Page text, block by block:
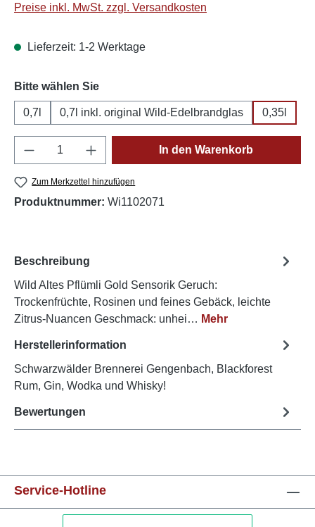
Preise inkl. MwSt. zzgl. Versandkosten
Lieferzeit: 1-2 Werktage
Bitte wählen Sieauswählen
0,7l 0,7l inkl. original Wild-Edelbrandglas 0,35l
Produkt Anzahl: Gib den gewünschten
In den Warenkorb
Zum Merkzettel hinzufügen
Produktnummer: Wi1102071
Beschreibung
Wild Altes Pflümli Gold Sensorik Geruch:
Trockenfrüchte, Rosinen und feines Gebäck, leichte
Zitrus-Nuancen Geschmack: unhei… Mehr
Herstellerinformation
Schwarzwälder Brennerei Gengenbach, Blackforest
Rum, Gin, Wodka und Whisky!
Bewertungen
Service-Hotline